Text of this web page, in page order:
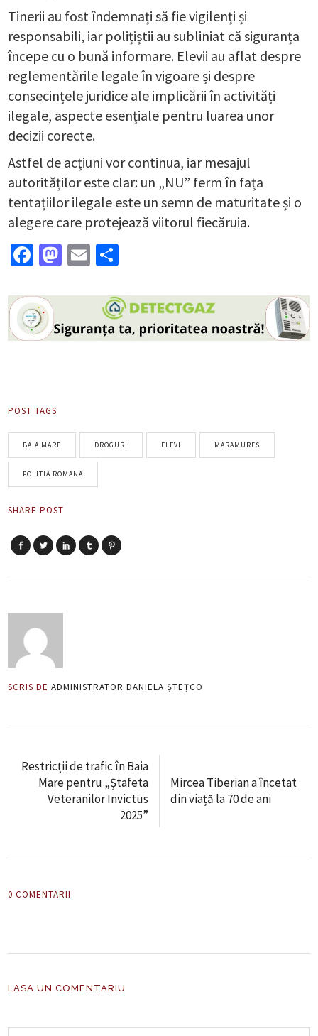
Tinerii au fost îndemnați să fie vigilenți și
responsabili, iar polițiștii au subliniat că siguranța
începe cu o bună informare. Elevii au aflat despre
reglementările legale în vigoare și despre
consecințele juridice ale implicării în activități
ilegale, aspecte esențiale pentru luarea unor
decizii corecte.
Astfel de acțiuni vor continua, iar mesajul
autorităților este clar: un „NU” ferm în fața
tentațiilor ilegale este un semn de maturitate și o
alegere care protejează viitorul fiecăruia.
Facebook
Mastodon
Email
POST TAGS
BAIA MARE DROGURI ELEVI MARAMURES
POLITIA ROMANA
SHARE POST
SCRIS DE ADMINISTRATOR DANIELA ȘTEȚCO
Restricții de trafic în Baia
Mare pentru „Ștafeta
Veteranilor Invictus
2025”
Mircea Tiberian a încetat
din viață la 70 de ani
0 COMENTARII
LASA UN COMENTARIU